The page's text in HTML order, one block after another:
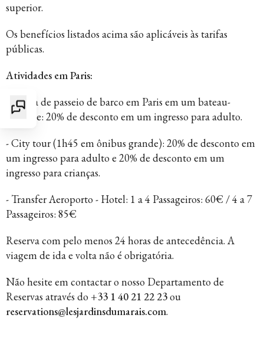
superior.
Os benefícios listados acima são aplicáveis às tarifas
públicas.
Atividades em Paris:
- 1 hora de passeio de barco em Paris em um bateau-
mouche: 20% de desconto em um ingresso para adulto.
- City tour (1h45 em ônibus grande): 20% de desconto em
um ingresso para adulto e 20% de desconto em um
ingresso para crianças.
- Transfer Aeroporto - Hotel: 1 a 4 Passageiros: 60€ / 4 a 7
Passageiros: 85€
Reserva com pelo menos 24 horas de antecedência. A
viagem de ida e volta não é obrigatória.
Não hesite em contactar o nosso Departamento de
Reservas através do +33 1 40 21 22 23ou
reservations@lesjardinsdumarais.com.